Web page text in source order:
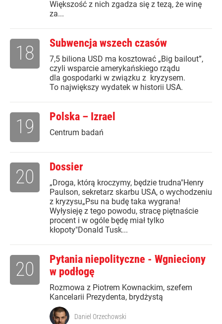
Większość z nich zgadza się z tezą, że winę
za...
Subwencja wszech czasów
7,5 biliona USD ma kosztować „Big bailout”,
czyli wsparcie amerykańskiego rządu
dla gospodarki w związku z kryzysem.
To największy wydatek w historii USA.
18
Polska – Izrael
Centrum badań
19
Dossier
„Droga, którą kroczymy, będzie trudna"Henry
Paulson, sekretarz skarbu USA, o wychodzeniu
z kryzysu„Psu na budę taka wygrana!
Wyłysieję z tego powodu, stracę piętnaście
procent i w ogóle będę miał tylko
kłopoty"Donald Tusk...
20
Pytania niepolityczne - Wgnieciony
w podłogę
Rozmowa z Piotrem Kownackim, szefem
Kancelarii Prezydenta, brydżystą
20
Daniel Orzechowski